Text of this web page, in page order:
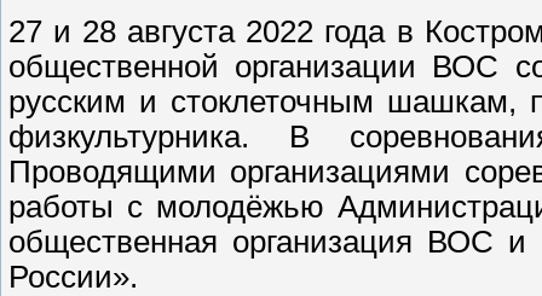
27 и 28 августа 2022 года в
общественной организации ВОС
русским и стоклеточным
физкультурника. В
Проводящими организациями
работы с молодёжью
общественная организация ВОС
России».